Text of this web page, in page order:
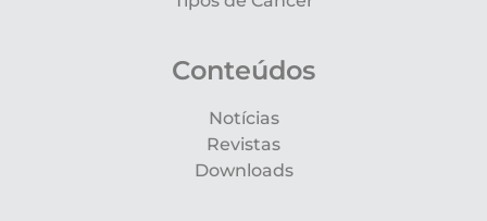
Conteúdos
Notícias
Revistas
Downloads